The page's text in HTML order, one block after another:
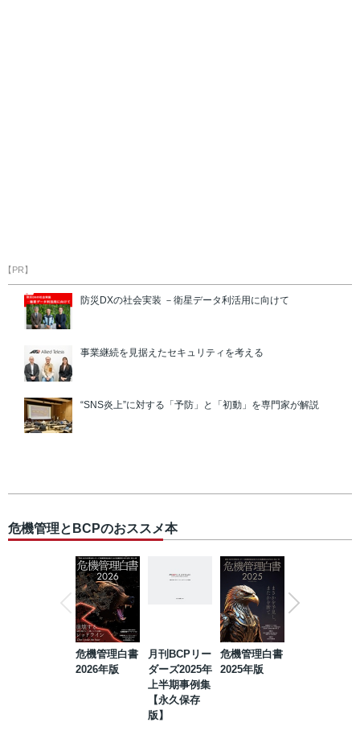
【PR】
防災DXの社会実装 －衛星データ利活用に向けて
事業継続を見据えたセキュリティを考える
“SNS炎上”に対する「予防」と「初動」を専門家が解説
危機管理とBCPのおススメ本
危機管理白書
2026年版
月刊BCPリー
ダーズ2025年
上半期事例集
【永久保存
版】
危機管理白書
2025年版